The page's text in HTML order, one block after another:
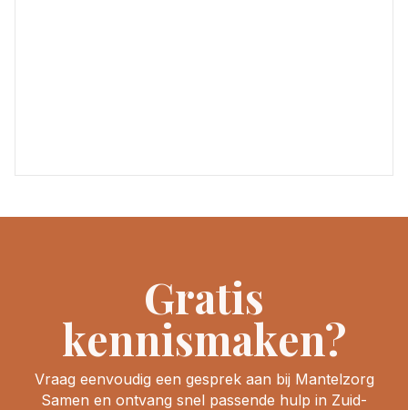
Gratis
kennismaken?
Vraag eenvoudig een gesprek aan bij Mantelzorg
Samen en ontvang snel passende hulp in Zuid-